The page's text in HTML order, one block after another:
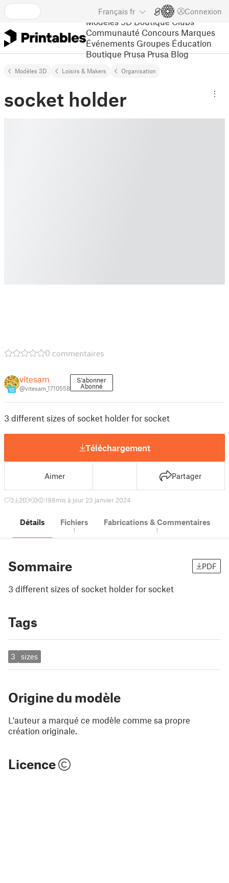
Français fr Connexion
Modèles 3D Boutique Clubs
Communauté Concours Marques
Événements Groupes Éducation
Boutique Prusa Prusa Blog
Modèles 3D Loisirs & Makers Organisation
socket holder
0 commentaires
10
vitesam
@vitesam_1710558
S'abonner
Abonné
3 different sizes of socket holder for socket
Téléchargement
Aimer Partager
3 20 0 198mis à jour 23 janvier 2024
Détails Fichiers
1
Fabrications & Commentaires
1
Sommaire PDF
3 different sizes of socket holder for socket
Tags
3 sizes
Origine du modèle
L'auteur a marqué ce modèle comme sa propre
création originale.
Licence